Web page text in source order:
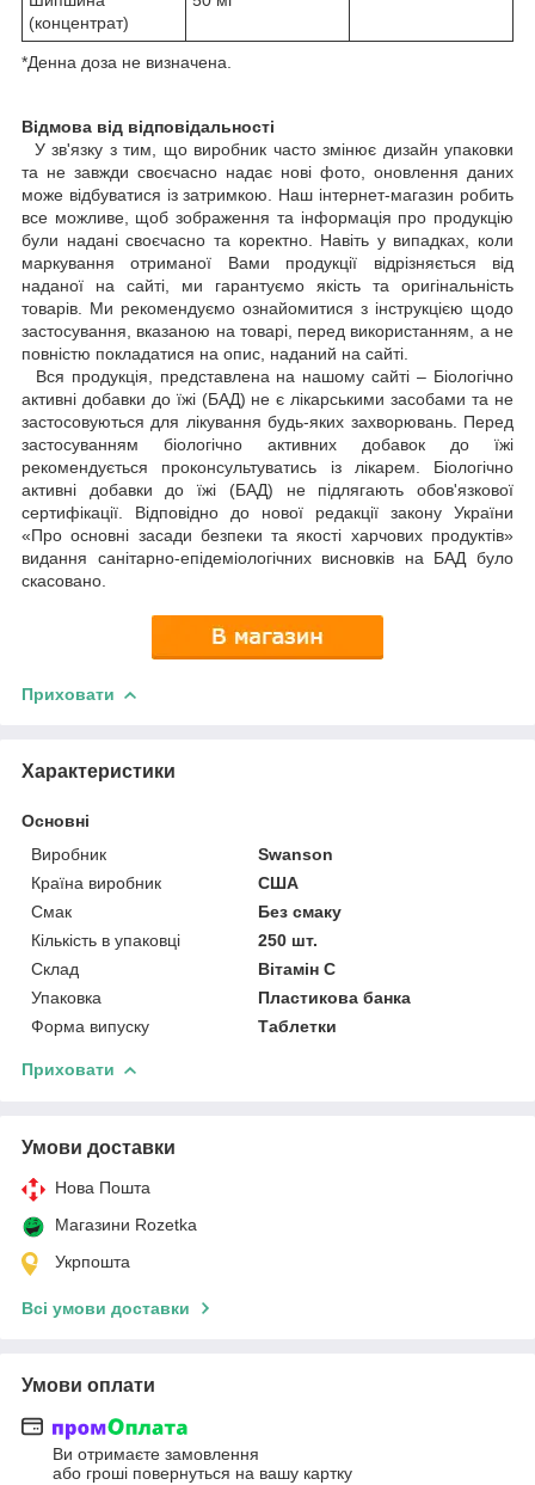
(концентрат)
*Денна доза не визначена.
Відмова від відповідальності
У зв'язку з тим, що виробник часто змінює дизайн упаковки
та не завжди своєчасно надає нові фото, оновлення даних
може відбуватися із затримкою. Наш інтернет-магазин робить
все можливе, щоб зображення та інформація про продукцію
були надані своєчасно та коректно. Навіть у випадках, коли
маркування отриманої Вами продукції відрізняється від
наданої на сайті, ми гарантуємо якість та оригінальність
товарів. Ми рекомендуємо ознайомитися з інструкцією щодо
застосування, вказаною на товарі, перед використанням, а не
повністю покладатися на опис, наданий на сайті.
Вся продукція, представлена на нашому сайті – Біологічно
активні добавки до їжі (БАД) не є лікарськими засобами та не
застосовуються для лікування будь-яких захворювань. Перед
застосуванням біологічно активних добавок до їжі
рекомендується проконсультуватись із лікарем. Біологічно
активні добавки до їжі (БАД) не підлягають обов'язкової
сертифікації. Відповідно до нової редакції закону України
«Про основні засади безпеки та якості харчових продуктів»
видання санітарно-епідеміологічних висновків на БАД було
скасовано.
Приховати
Характеристики
Основні
Виробник
Swanson
Країна виробник
США
Смак
Без смаку
Кількість в упаковці
250 шт.
Склад
Вітамін С
Упаковка
Пластикова банка
Форма випуску
Таблетки
Приховати
Умови доставки
Нова Пошта
Магазини Rozetka
Укрпошта
Всі умови доставки
Умови оплати
Ви отримаєте замовлення
або гроші повернуться на вашу картку